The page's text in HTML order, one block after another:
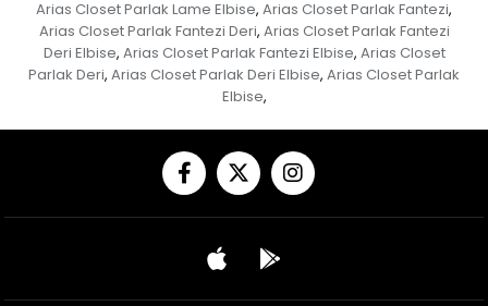
Arias Closet Parlak Lame Elbise, Arias Closet Parlak Fantezi,
Arias Closet Parlak Fantezi Deri, Arias Closet Parlak Fantezi
Deri Elbise, Arias Closet Parlak Fantezi Elbise, Arias Closet
Parlak Deri, Arias Closet Parlak Deri Elbise, Arias Closet Parlak
Elbise,